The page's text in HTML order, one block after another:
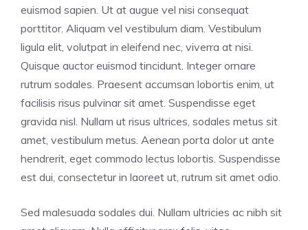
euismod sapien. Ut at augue vel nisi consequat
porttitor. Aliquam vel vestibulum diam. Vestibulum
ligula elit, volutpat in eleifend nec, viverra at nisi.
Quisque auctor euismod tincidunt. Integer ornare
rutrum sodales. Praesent accumsan lobortis enim, ut
facilisis risus pulvinar sit amet. Suspendisse eget
gravida nisl. Nullam ut risus ultrices, sodales metus sit
amet, vestibulum metus. Aenean porta dolor ut ante
hendrerit, eget commodo lectus lobortis. Suspendisse
est dui, consectetur in laoreet ut, rutrum sit amet odio.
Sed malesuada sodales dui. Nullam ultricies ac nibh sit